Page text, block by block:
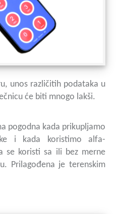
unos različitih podataka u
će biti mnogo lakši.
pogodna kada prikupljamo
i kada koristimo alfa-
se koristi sa ili bez merne
Prilagođena je terenskim